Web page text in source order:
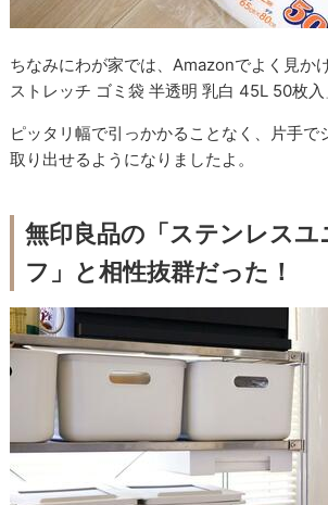
ちなみにわが家では、Amazonでよく見か
ストレッチ ゴミ袋 半透明 乳白 45L 50枚入
ピッタリ幅で引っかかることなく、片手で
取り出せるようになりましたよ。
無印良品の「ステンレス
フ」と相性抜群だった！